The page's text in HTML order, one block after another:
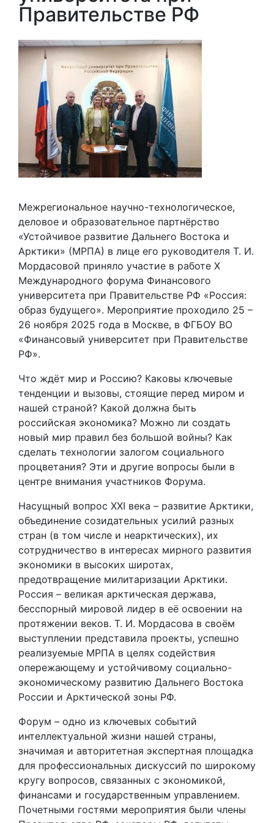
Правительстве РФ
Межрегиональное научно-технологическое,
деловое и образовательное партнёрство
«Устойчивое развитие Дальнего Востока и
Арктики» (МРПА) в лице его руководителя Т. И.
Мордасовой приняло участие в работе X
Международного форума Финансового
университета при Правительстве РФ «Россия:
образ будущего». Мероприятие проходило 25 –
26 ноября 2025 года в Москве, в ФГБОУ ВО
«Финансовый университет при Правительстве
РФ».
Что ждёт мир и Россию? Каковы ключевые
тенденции и вызовы, стоящие перед миром и
нашей страной? Какой должна быть
российская экономика? Можно ли создать
новый мир правил без большой войны? Как
сделать технологии залогом социального
процветания? Эти и другие вопросы были в
центре внимания участников Форума.
Насущный вопрос XXI века – развитие Арктики,
объединение созидательных усилий разных
стран (в том числе и неарктических), их
сотрудничество в интересах мирного развития
экономики в высоких широтах,
предотвращение милитаризации Арктики.
Россия – великая арктическая держава,
бесспорный мировой лидер в её освоении на
протяжении веков. Т. И. Мордасова в своём
выступлении представила проекты, успешно
реализуемые МРПА в целях содействия
опережающему и устойчивому социально-
экономическому развитию Дальнего Востока
России и Арктической зоны РФ.
Форум – одно из ключевых событий
интеллектуальной жизни нашей страны,
значимая и авторитетная экспертная площадка
для профессиональных дискуссий по широкому
кругу вопросов, связанных с экономикой,
финансами и государственным управлением.
Почетными гостями мероприятия были члены